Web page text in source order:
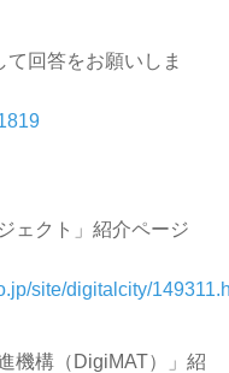
回答をお願いしま
ェクト」紹介ページ
site/digitalcity/
機構（DigiMAT）」紹